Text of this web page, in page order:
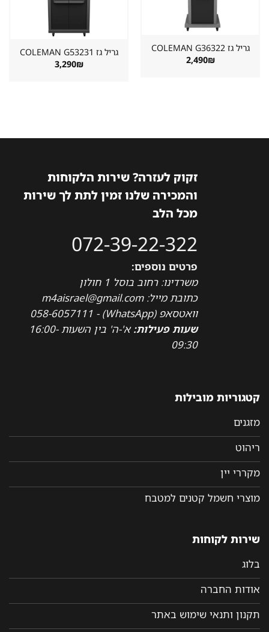
גריל גז ⁦COLEMAN G36322⁩
2,490
גריל גז ⁦COLEMAN G53231⁩
3,290
זקוק לעזרה? שירות הלקוחות
והמכירה שלנו זמין לתת לך שירות
מכל הלב
072-39-22-322
פרטים נוספים:
משרדינו: רחוב בוסל 1 חולון
כתובת מייל: m4aisrael@gmail.com
וואטסאפ (WhatsApp) - 058-6057111
שעות פעילות:
א'-ה' בין השעות 16:00-
09:30
קטגוריות מובילות
מזגנים
ריהוט
מקררי יין
מוצרי חשמל קטנים למטבח
שירות לקוחות
בלוג
אודות החברה
תקנון ותנאי שימוש באתר